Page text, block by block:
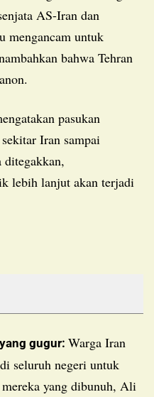
AS-Iran dan
mengancam untuk
bahwa Tehran
Iran sampai
ditegakkan,
lebih lanjut akan terjadi
gugur: Warga Iran
seluruh negeri untuk
yang dibunuh, Ali